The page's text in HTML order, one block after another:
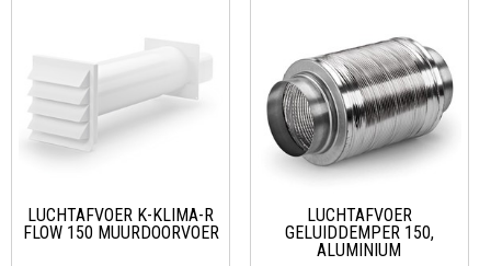
LUCHTAFVOER K-KLIMA-R
FLOW 150 MUURDOORVOER
LUCHTAFVOER
GELUIDDEMPER 150,
ALUMINIUM